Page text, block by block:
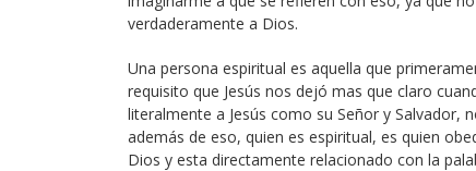
verdaderamente a Dios.
Una persona espiritual es aquella que
requisito que Jesús nos dejó mas que claro
literalmente a Jesús como su Señor y Salvador,
además de eso, quien es espiritual, es quien
Dios y esta directamente relacionado con la